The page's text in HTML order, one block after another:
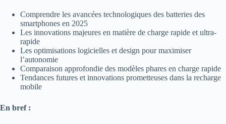
Comprendre les avancées technologiques des batteries des
smartphones en 2025
Les innovations majeures en matière de charge rapide et ultra-
rapide
Les optimisations logicielles et design pour maximiser
l’autonomie
Comparaison approfondie des modèles phares en charge rapide
Tendances futures et innovations prometteuses dans la recharge
mobile
En bref :